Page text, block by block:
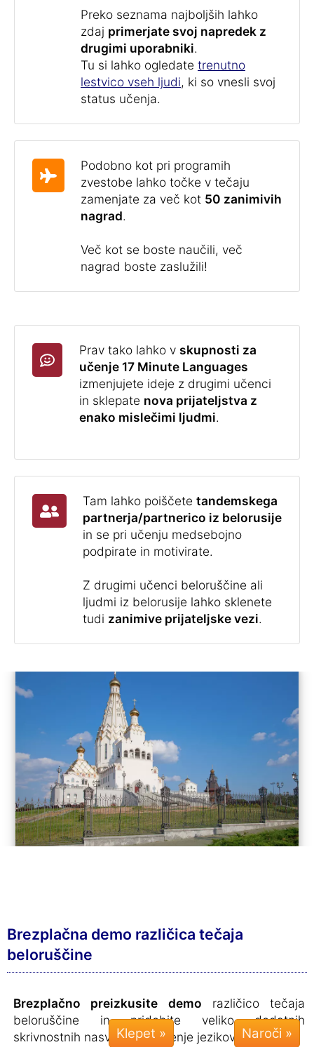
Preko seznama najboljših lahko
zdaj primerjate svoj napredek z
drugimi uporabniki.
Tu si lahko ogledate trenutno
lestvico vseh ljudi, ki so vnesli svoj
status učenja.
Podobno kot pri programih
zvestobe lahko točke v tečaju
zamenjate za več kot 50 zanimivih
nagrad.
Več kot se boste naučili, več
nagrad boste zaslužili!
Prav tako lahko v skupnosti za
učenje 17 Minute Languages
izmenjujete ideje z drugimi učenci
in sklepate nova prijateljstva z
enako mislečimi ljudmi.
Tam lahko poiščete tandemskega
partnerja/partnerico iz belorusije
in se pri učenju medsebojno
podpirate in motivirate.
Z drugimi učenci beloruščine ali
ljudmi iz belorusije lahko sklenete
tudi zanimive prijateljske vezi.
Brezplačna demo različica tečaja
beloruščine
Brezplačno preizkusite demo različico tečaja
beloruščine in pridobite veliko dodatnih
skrivnostnih nasvetov za učenje jezikov.
Klepet »